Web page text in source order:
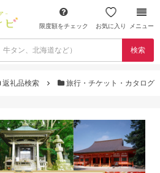
限度額をチェック お気に入り メニュー
検索
返礼品検索 旅行・チケット・カタログ